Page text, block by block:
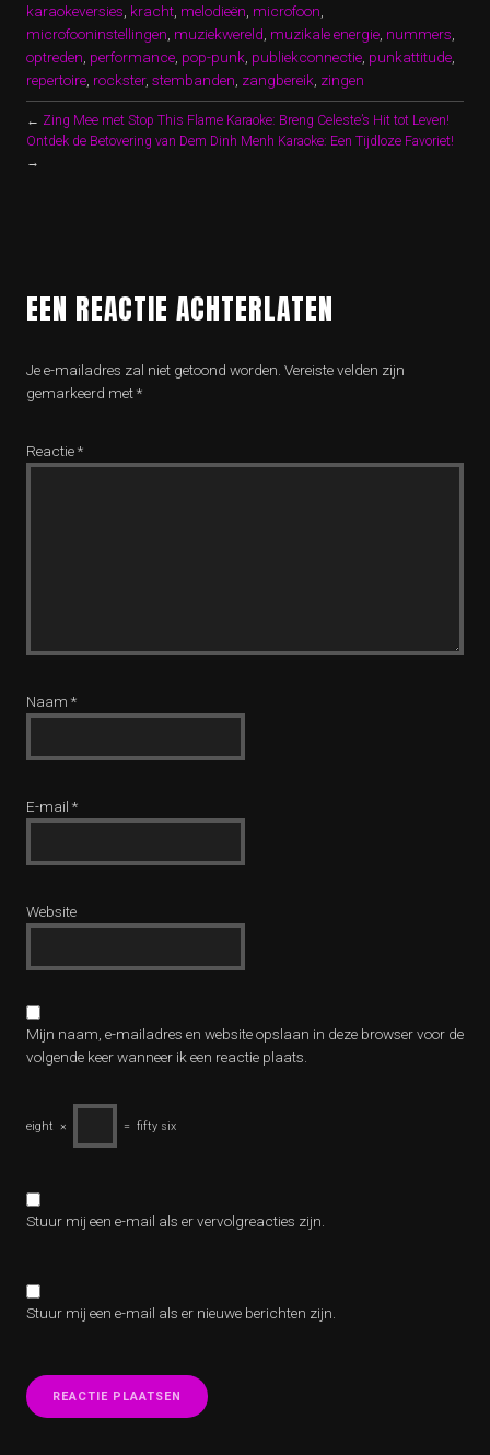
karaokeversies kracht melodieën microfoon
microfooninstellingen muziekwereld muzikale energie nummers
optreden performance pop-punk publiekconnectie punkattitude
repertoire rockster, stembanden zangbereik zingen
← Zing Mee met Stop This Flame Karaoke: Breng Celeste’s Hit tot Leven!
Ontdek de Betovering van Dem Dinh Menh Karaoke: Een Tijdloze Favoriet!
→
EEN REACTIE ACHTERLATEN
Je e-mailadres zal niet getoond worden. Vereiste velden zijn
gemarkeerd met*
Reactie*
Naam *
E-mail *
Website
Mijn naam, e-mailadres en website opslaan in deze browser voor de
volgende keer wanneer ik een reactie plaats.
eight × = fifty six
Stuur mij een e-mail als er vervolgreacties zijn.
Stuur mij een e-mail als er nieuwe berichten zijn.